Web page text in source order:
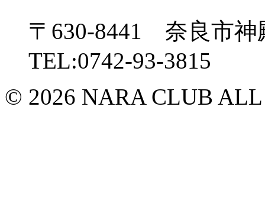
〒630-8441 奈良市
TEL:0742-93-3815
© 2026 NARA CLUB ALL